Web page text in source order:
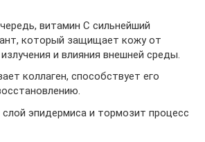
витамин С сильнейший
который защищает кожу от
и влияния внешней среды.
коллаген, способствует его
эпидермиса и тормозит процесс